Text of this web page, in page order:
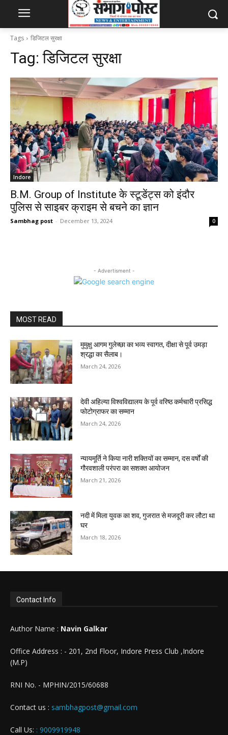
Tags डिजिटल सुरक्षा
Tag:डिजिटल सुरक्षा
Indore
B.M. Group of Institute के स्टूडेंट्स को इंदौर
पुलिस से साइबर क्राइम से बचने का ज्ञान
Sambhag post - December 13, 2024 0
- Advertisment -
MOST READ
मुमुक्षु आगम गुलेच्छा का भव्य स्वागत, दीक्षा से पूर्व उमड़ा
श्रद्धा का सैलाब।
March 24, 2026
देवी अहिल्या विश्वविद्यालय के पूर्व वरिष्ठ कर्मचारी प्रसिद्ध
फोटोग्राफर का सम्मान
March 24, 2026
न्यायमूर्ति ने किया नारी शक्तियों का सम्मान, दस वर्षों की
गौरवशाली परंपरा का सशक्त आयोजन
March 21, 2026
नदी में मिला युवक का शव, गुजरात से मजदूरी कर लौटा था
घर
March 18, 2026
Contact Info
Author Name : Navin Galkar
Office Address : - 201, 2nd Floor, Indore Press Club ,Indore
(M.P)
RNI No. - MPHIN/2015/60688
Contact us : sambhagpost@gmail.com
Call Us: : 9009919948